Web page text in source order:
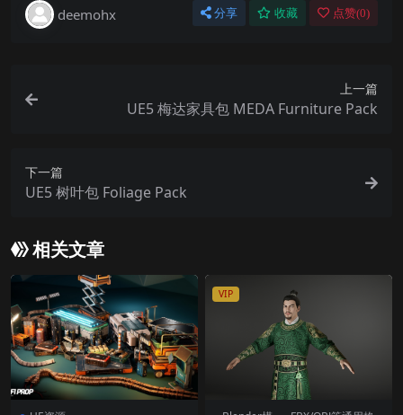
deemohx 分享 收藏 点赞(0)
上一篇
UE5 梅达家具包 MEDA Furniture Pack
下一篇
UE5 树叶包 Foliage Pack
相关文章
VIP